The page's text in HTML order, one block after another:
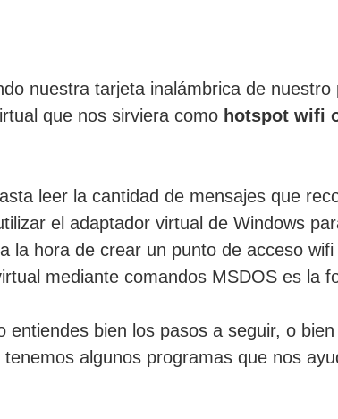
nuestra tarjeta inalámbrica de
que nos sirviera como hotspot wifi
leer la cantidad de mensajes que
el adaptador virtual de Windows
la hora de crear un punto de acceso
mediante comandos MSDOS es la
bien los pasos a seguir, o
algunos programas que nos